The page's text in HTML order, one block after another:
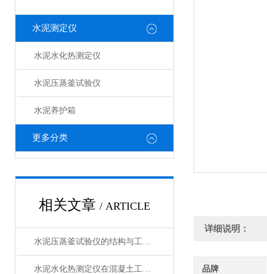
水泥测定仪
水泥水化热测定仪
水泥压蒸釜试验仪
水泥养护箱
更多分类
相关文章 / ARTICLE
水泥压蒸釜试验仪的结构与工作原理解析
水泥水化热测定仪在混凝土工程中的应用
详细说明：
品牌